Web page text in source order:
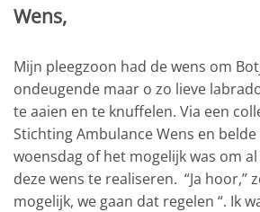
Wens,
Mijn pleegzoon had de wens om
ondeugende maar o zo lieve
te aaien en te knuffelen. Via een
Stichting Ambulance Wens en
woensdag of het mogelijk was om
deze wens te realiseren. “Ja hoor,”
mogelijk, we gaan dat regelen “. Ik